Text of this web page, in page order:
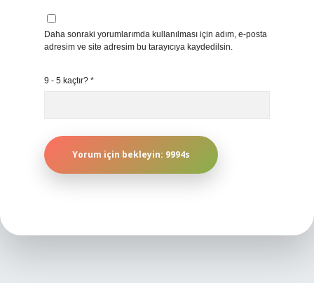
Daha sonraki yorumlarımda kullanılması için adım, e-posta
adresim ve site adresim bu tarayıcıya kaydedilsin.
9 - 5 kaçtır? *